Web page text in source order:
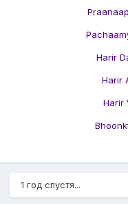
Harir
Harir
Harir
1 год спустя...